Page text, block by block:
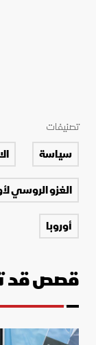
تصنيفات
سياسة
الغزو الروسي
أوروبا
قصص قد